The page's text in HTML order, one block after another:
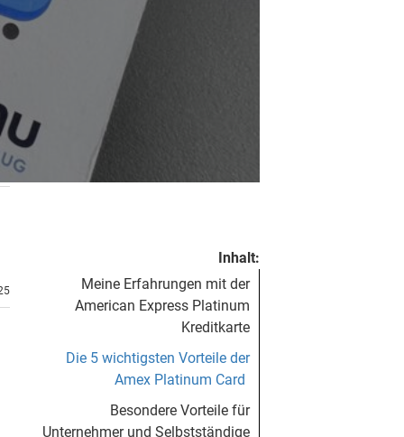
Inhalt:
Meine Erfahrungen mit der
American Express Platinum
Kreditkarte
Die 5 wichtigsten Vorteile der
Amex Platinum Card
Besondere Vorteile für
Unternehmer und Selbstständige